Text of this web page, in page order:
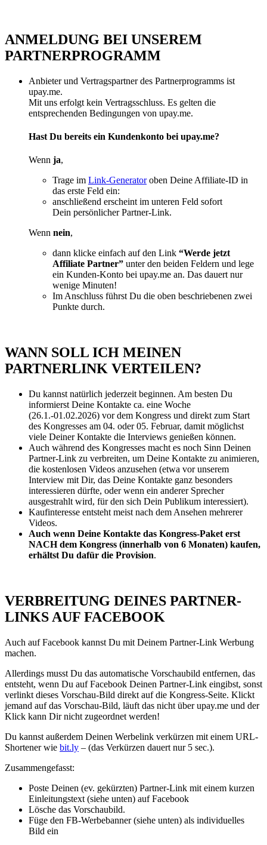
ANMELDUNG BEI UNSEREM
PARTNERPROGRAMM
Anbieter und Vertragspartner des Partnerprogramms ist
upay.me.
Mit uns erfolgt kein Vertragsschluss. Es gelten die
entsprechenden Bedingungen von upay.me.
Hast Du bereits ein Kundenkonto bei upay.me?
Wenn ja,
Trage im Link-Generatoroben Deine Affiliate-ID in
das erste Feld ein:
anschließend erscheint im unteren Feld sofort
Dein persönlicher Partner-Link.
Wenn nein,
dann klicke einfach auf den Link “Werde jetzt
Affiliate Partner” unter den beiden Feldern und lege
ein Kunden-Konto bei upay.me an. Das dauert nur
wenige Minuten!
Im Anschluss führst Du die oben beschriebenen zwei
Punkte durch.
WANN SOLL ICH MEINEN
PARTNERLINK VERTEILEN?
Du kannst natürlich jederzeit beginnen. Am besten Du
informierst Deine Kontakte ca. eine Woche
(26.1.-01.02.2026) vor dem Kongress und direkt zum Start
des Kongresses am 04. oder 05. Februar, damit möglichst
viele Deiner Kontakte die Interviews genießen können.
Auch während des Kongresses macht es noch Sinn Deinen
Partner-Link zu verbreiten, um Deine Kontakte zu animieren,
die kostenlosen Videos anzusehen (etwa vor unserem
Interview mit Dir, das Deine Kontakte ganz besonders
interessieren dürfte, oder wenn ein anderer Sprecher
ausgestrahlt wird, für den sich Dein Publikum interessiert).
Kaufinteresse entsteht meist nach dem Ansehen mehrerer
Videos.
Auch wenn Deine Kontakte das Kongress-Paket erst
NACH dem Kongress (innerhalb von 6 Monaten) kaufen,
erhältst Du dafür die Provision.
VERBREITUNG DEINES PARTNER-
LINKS AUF FACEBOOK
Auch auf Facebook kannst Du mit Deinem Partner-Link Werbung
machen.
Allerdings musst Du das automatische Vorschaubild entfernen, das
entsteht, wenn Du auf Facebook Deinen Partner-Link eingibst, sonst
verlinkt dieses Vorschau-Bild direkt auf die Kongress-Seite. Klickt
jemand auf das Vorschau-Bild, läuft das nicht über upay.me und der
Klick kann Dir nicht zugeordnet werden!
Du kannst außerdem Deinen Werbelink verkürzen mit einem URL-
Shortener wie bit.ly – (das Verkürzen dauert nur 5 sec.).
Zusammengefasst:
Poste Deinen (ev. gekürzten) Partner-Link mit einem kurzen
Einleitungstext (siehe unten) auf Facebook
Lösche das Vorschaubild.
Füge den FB-Werbebanner (siehe unten) als individuelles
Bild ein